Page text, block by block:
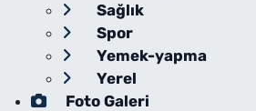
Sağlık
Spor
Yemek-yapma
Yerel
Foto Galeri